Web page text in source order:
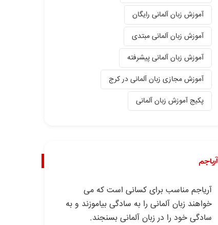
آموزش زبان آلمانی رایگان
آموزش زبان آلمانی مبتدی
آموزش زبان آلمانی پیشرفته
آموزش مجازی زبان آلمانی در کرج
پکیج آموزش زبان آلمانی
آریاجم
آریاجم مناسب برای کسانی است که می
خواهند زبان آلمانی را به سادگی بیاموزند و به
سادگی خود را در زبان آلمانی بسنجند.